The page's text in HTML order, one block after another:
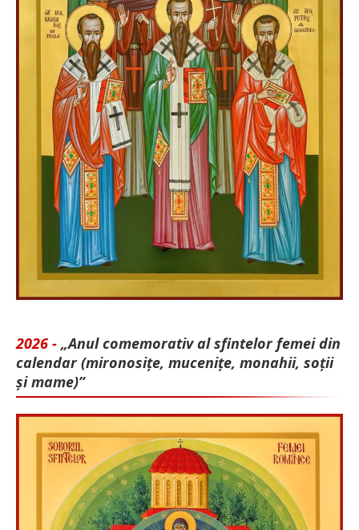
2026 - „Anul comemorativ al sfintelor femei din
calendar (mironosițe, mu­cenițe, monahii, soții
și mame)”